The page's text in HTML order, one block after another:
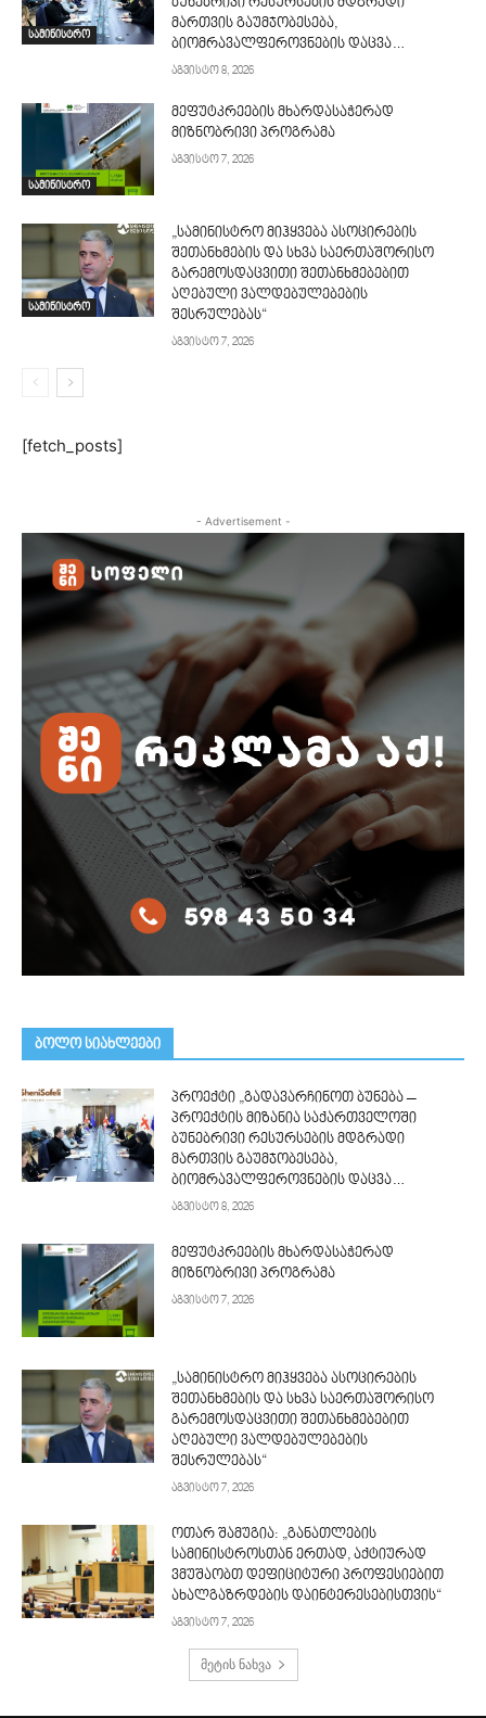
სამინისტრო
მართვის გაუმჯობესება,
ბიომრავალფეროვნების დაცვა…
აგვისტო 8, 2026
სამინისტრო
მეფუტკრეების მხარდასაჭერად
მიზნობრივი პროგრამა
აგვისტო 7, 2026
სამინისტრო
„სამინისტრო მიჰყვება ასოცირების
შეთანხმების და სხვა საერთაშორისო
გარემოსდაცვითი შეთანხმებებით
აღებული ვალდებულებების
შესრულებას“
აგვისტო 7, 2026
[fetch_posts]
- Advertisement -
ᲑᲝᲚᲝ ᲡᲘᲐᲮᲚᲔᲔᲑᲘ
პროექტი „გადავარჩინოთ ბუნება –
პროექტის მიზანია საქართველოში
ბუნებრივი რესურსების მდგრადი
მართვის გაუმჯობესება,
ბიომრავალფეროვნების დაცვა…
აგვისტო 8, 2026
მეფუტკრეების მხარდასაჭერად
მიზნობრივი პროგრამა
აგვისტო 7, 2026
„სამინისტრო მიჰყვება ასოცირების
შეთანხმების და სხვა საერთაშორისო
გარემოსდაცვითი შეთანხმებებით
აღებული ვალდებულებების
შესრულებას“
აგვისტო 7, 2026
ოთარ შამუგია: „განათლების
სამინისტროსთან ერთად, აქტიურად
ვმუშაობთ დეფიციტური პროფესიებით
ახალგაზრდების დაინტერესებისთვის“
აგვისტო 7, 2026
მეტის ნახვა